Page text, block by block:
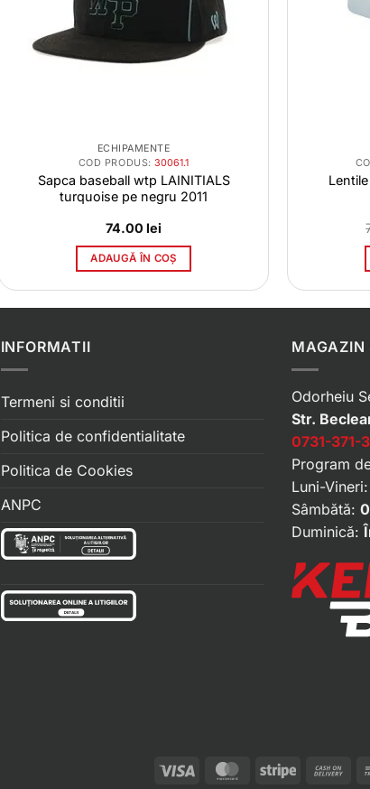
ECHIPAMENTE
COD PRODUS:30061.1
Sapca baseball wtp LAINITIALS
turquoise pe negru 2011
74.00 lei
ADAUGĂ ÎN COȘ
INFORMATII
Termeni si conditii
Politica de confidentialitate
Politica de Cookies
ANPC
MAGAZIN
Odorheiu
Str.
0731-371-
Program
Luni-Vineri:
Sâmbătă:
Duminică:
Visa MasterCard
Stripe